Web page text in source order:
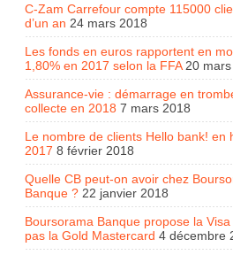
C-Zam Carrefour compte 115000
d’un an 24 mars 2018
Les fonds en euros rapportent en
1,80% en 2017 selon la FFA 20
Assurance-vie : démarrage en
collecte en 2018 7 mars 2018
Le nombre de clients Hello bank! en
2017 8 février 2018
Quelle CB peut-on avoir chez
Banque ? 22 janvier 2018
Boursorama Banque propose la Visa
pas la Gold Mastercard 4 décembre